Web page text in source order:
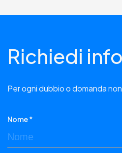
Richiedi
Per ogni dubbio o domanda
Nome *